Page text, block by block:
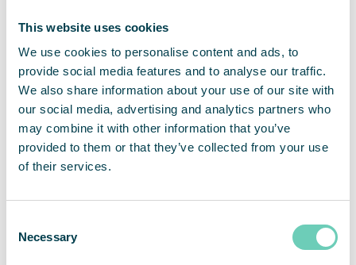
This website uses cookies
We use cookies to personalise content and ads, to
provide social media features and to analyse our traffic.
We also share information about your use of our site with
our social media, advertising and analytics partners who
may combine it with other information that you’ve
provided to them or that they’ve collected from your use
of their services.
Selection
Necessary
produits ? La poussière est constituée de très
petites particules solides qui peuvent être
générées à la fois par les processus et les
matériaux. Elle se dépose sous forme de couche
sur toutes sortes de surfaces, en particulier sur les
machines, entraînant des besoins de maintenance
accrus et des pannes de machines, ainsi que des
produits sales.
l’air consiste à filtrer de grandes quantités de
poussières et d’autres petites particules et gaz, et